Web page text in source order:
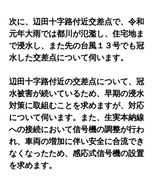
次に、辺田十字路付近交差点で、令和
元年大雨では都川が氾濫し、住宅地ま
で浸水し、また先の台風１３号でも冠
水した交差点について伺います。
辺田十字路付近の交差点について、冠
水被害が続いているため、早期の浸水
対策に取組むことを求めますが、対応
について伺います。また、生実本納線
への接続において信号機の調整が行わ
れ、車両の増加に伴い安全に合流でき
なくなったため、感応式信号機の設置
を求めます。